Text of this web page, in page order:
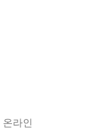
라인